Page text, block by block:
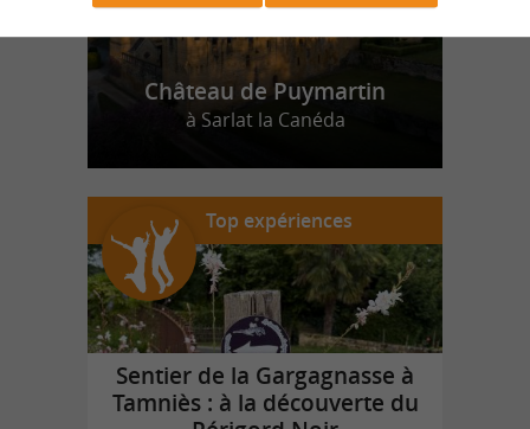
Château de Puymartin
à Sarlat la Canéda
Top expériences
Sentier de la Gargagnasse à
Tamniès : à la découverte du